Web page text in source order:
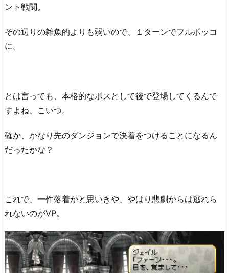
ント戦闘。
その辺りの雑魚的よりも弱いので、１ターンでフルボッコ
に。
とは言っても、本格的なボスとして後で登場してくるんで
すよね、こいつ。
確か、かなり先のダンジョンで決着をつけることになるん
だったかな？
これで、一件落着かと思いきや、やはり悲劇からは逃れら
れないのがVP。